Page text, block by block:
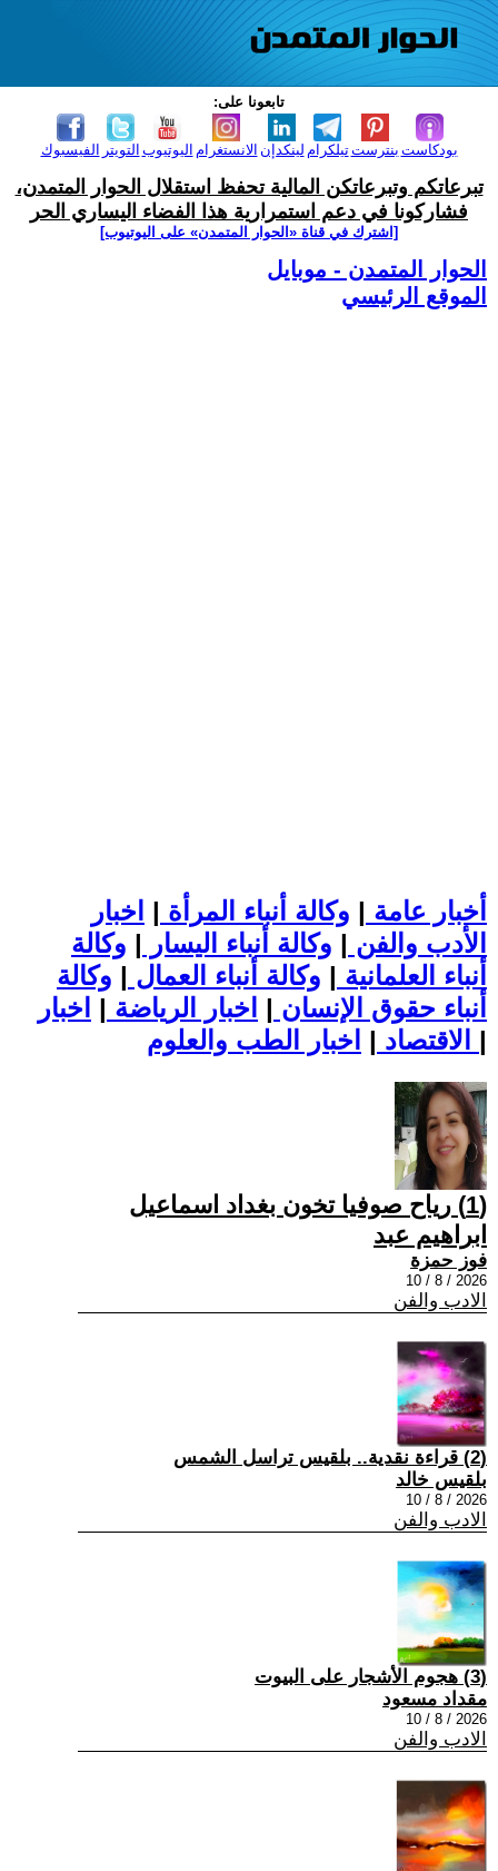
تابعونا على:
الفيسبوك التويتر اليوتيوب الانستغرام لينكدإن تيلكرامبنترست بودكاست
تبرعاتكم وتبرعاتكن المالية تحفظ استقلال الحوار المتمدن،
فشاركونا في دعم استمرارية هذا الفضاء اليساري الحر
[اشترك في قناة ‫«الحوار المتمدن» على اليوتيوب]
الحوار المتمدن - موبايل
الموقع الرئيسي
أخبار عامة | وكالة أنباء المرأة | اخبار
الأدب والفن | وكالة أنباء اليسار | وكالة
أنباء العلمانية | وكالة أنباء العمال | وكالة
أنباء حقوق الإنسان | اخبار الرياضة | اخبار
الاقتصاد | |
(1) رياح صوفيا تخون بغداد اسماعيل
ابراهيم عبد
فوز حمزة
2026 / 8 / 10
الادب والفن
(2) قراءة نقدية.. بلقيس تراسل الشمس
بلقيس خالد
2026 / 8 / 10
الادب والفن
(3) هجوم الأشجار على البيوت
مقداد مسعود
2026 / 8 / 10
الادب والفن